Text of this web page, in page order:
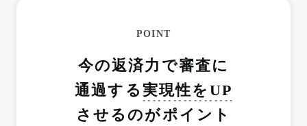
POINT
今の返済力で審査に
通過する 実現性をUP
させるのがポイント